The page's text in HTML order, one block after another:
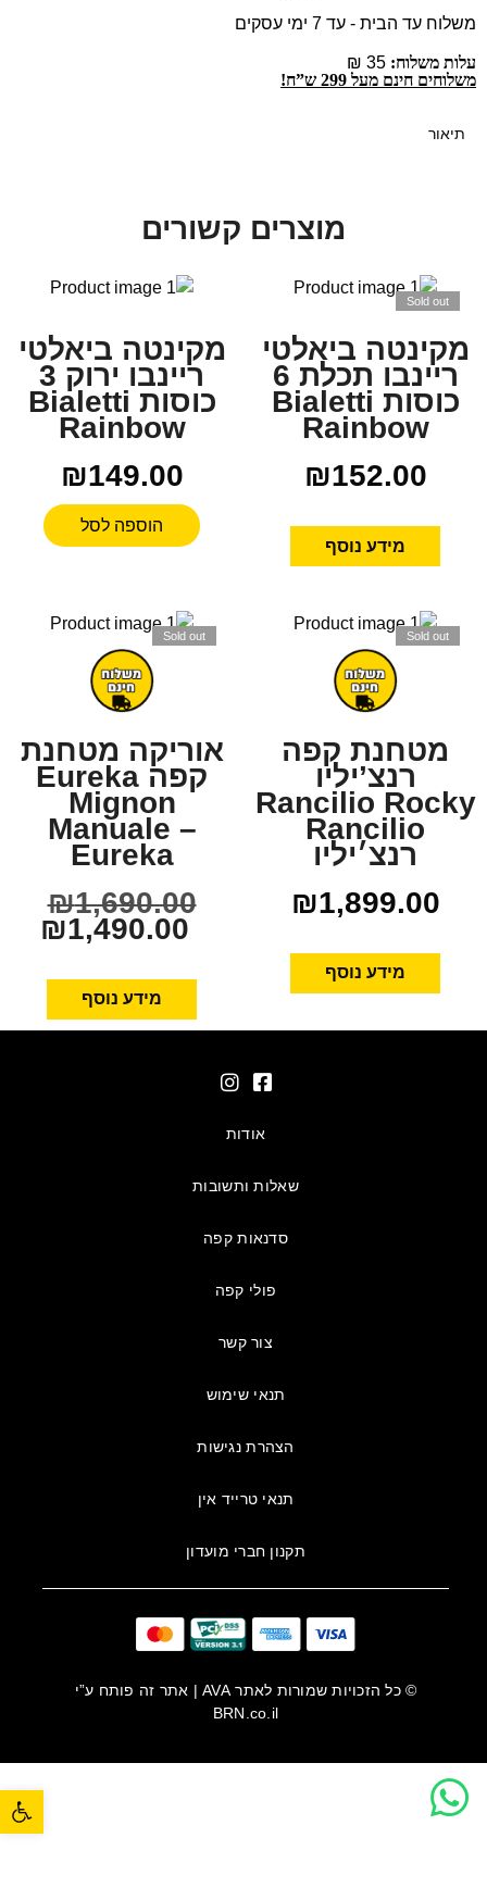
פתח סרגל נגישות
משלוח עד הבית - עד 7 ימי עסקים
עלות משלוח:
משלוחים חינם מעל 299 ש”ח!
תיאור
מוצרים קשורים
Sold out
מקינטה ביאלטי
ריינבו תכלת 6
כוסות Bialetti
Rainbow
₪152.00
מידע נוסף
מקינטה ביאלטי
ריינבו ירוק 3
כוסות Bialetti
Rainbow
₪149.00
הוספה לסל
Sold out
מטחנת קפה
רנצ’יליו
Rancilio Rocky
Rancilio
רנצ׳יליו
₪1,899.00
מידע נוסף
Sold out
אוריקה מטחנת
קפה Eureka
Mignon
Manuale –
Eureka
₪1,690.00
₪1,490.00
מידע נוסף
אודות
שאלות ותשובות
סדנאות קפה
פולי קפה
צור קשר
תנאי שימוש
הצהרת נגישות
תנאי טרייד אין
תקנון חברי מועדון
© כל הזכויות שמורות לאתרAVA| אתר זה פותח ע”י
BRN.co.il